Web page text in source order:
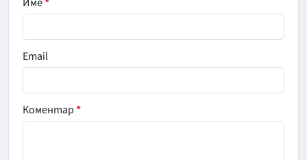
Име*
Email
Коментар*